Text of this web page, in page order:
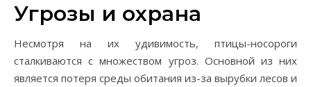
Угрозы и охрана
Несмотря на их удивимость, птицы-носороги
сталкиваются с множеством угроз. Основной из них
является потеря среды обитания из-за вырубки лесов и